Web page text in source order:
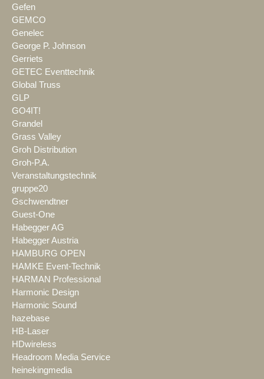
Gefen
GEMCO
Genelec
George P. Johnson
Gerriets
GETEC Eventtechnik
Global Truss
GLP
GO4IT!
Grandel
Grass Valley
Groh Distribution
Groh-P.A.
Veranstaltungstechnik
gruppe20
Gschwendtner
Guest-One
Habegger AG
Habegger Austria
HAMBURG OPEN
HAMKE Event-Technik
HARMAN Professional
Harmonic Design
Harmonic Sound
hazebase
HB-Laser
HDwireless
Headroom Media Service
heinekingmedia